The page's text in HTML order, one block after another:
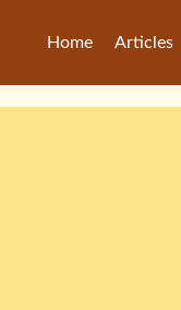
Home Articles